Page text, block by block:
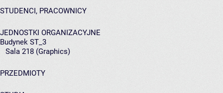
STUDENCI, PRACOWNICY
JEDNOSTKI ORGANIZACYJNE
Budynek ST_3
Sala 218 (Graphics)
PRZEDMIOTY